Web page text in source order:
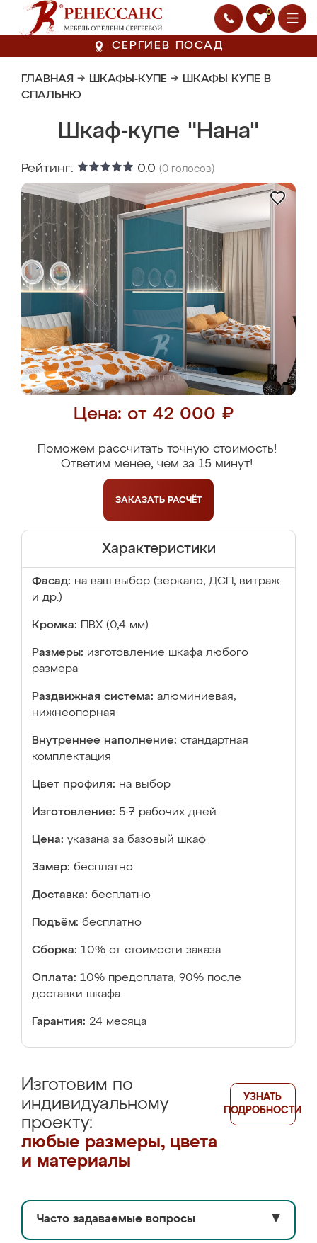
0
СЕРГИЕВ ПОСАД
ГЛАВНАЯ → ШКАФЫ-КУПЕ → ШКАФЫ КУПЕ В
СПАЛЬНЮ
Шкаф-купе "Нана"
Рейтинг: 0.0 (0 голосов)
Цена: от 42 000 ₽
Поможем рассчитать точную стоимость!
Ответим менее, чем за 15 минут!
ЗАКАЗАТЬ РАСЧЁТ
Характеристики
Фасад: на ваш выбор (зеркало, ДСП, витраж
и др.)
Кромка: ПВХ (0,4 мм)
Размеры: изготовление шкафа любого
размера
Раздвижная система: алюминиевая,
нижнеопорная
Внутреннее наполнение: стандартная
комплектация
Цвет профиля: на выбор
Изготовление: 5-7 рабочих дней
Цена: указана за базовый шкаф
Замер: бесплатно
Доставка: бесплатно
Подъём: бесплатно
Сборка: 10% от стоимости заказа
Оплата: 10% предоплата, 90% после
доставки шкафа
Гарантия: 24 месяца
Изготовим по
индивидуальному
проекту:
любые размеры, цвета
и материалы
УЗНАТЬ
ПОДРОБНОСТИ
Часто задаваемые вопросы ▼